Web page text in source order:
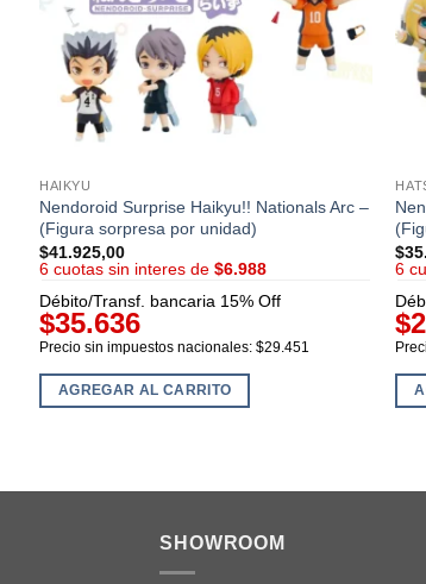
HAIKYU
Nendoroid Surprise Haikyu!! Nationals Arc –
(Figura sorpresa por unidad)
$41.925,00
6 cuotas sin interes de$6.988
Débito/Transf. bancaria 15% Off
$35.636
Precio sin impuestos nacionales: $29.451
AGREGAR AL CARRITO
$
6
SHOWROOM